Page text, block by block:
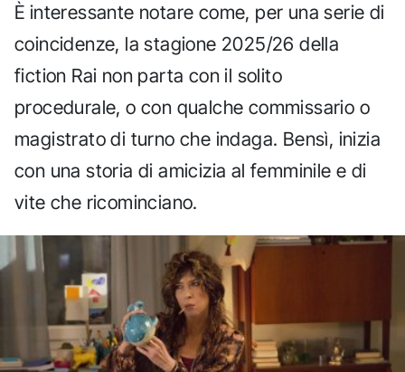
È interessante notare come, per una serie di
coincidenze, la stagione 2025/26 della
fiction Rai non parta con il solito
procedurale, o con qualche commissario o
magistrato di turno che indaga. Bensì, inizia
con una storia di amicizia al femminile e di
vite che ricominciano.